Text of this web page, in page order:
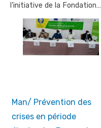
l’initiative de la Fondation…
Man/ Prévention des
crises en période